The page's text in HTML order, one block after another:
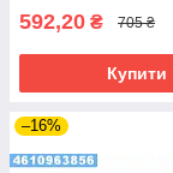
592,20 ₴ 705 ₴
Купити
–16%